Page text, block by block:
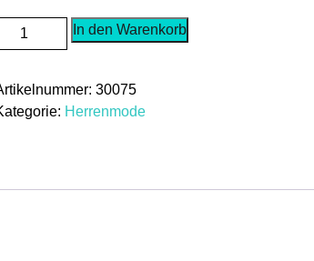
Metallfreie
In den Warenkorb
30075
Herrenmode